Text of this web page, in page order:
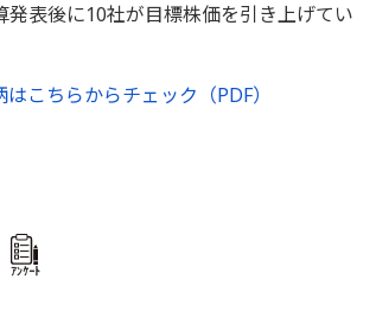
発表後に10社が目標株価を引き上げてい
こちらからチェック（PDF）
ｱﾝｹｰﾄ